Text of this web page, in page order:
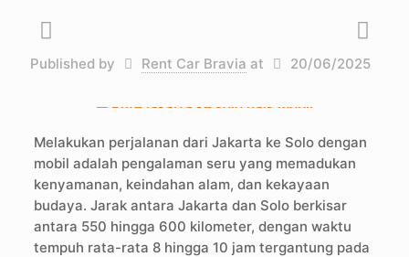
Published by Rent Car Bravia at 20/06/2025
Melakukan perjalanan dari Jakarta ke Solo dengan
mobil adalah pengalaman seru yang memadukan
kenyamanan, keindahan alam, dan kekayaan
budaya. Jarak antara Jakarta dan Solo berkisar
antara 550 hingga 600 kilometer, dengan waktu
tempuh rata-rata 8 hingga 10 jam tergantung pada